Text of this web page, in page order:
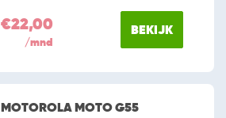
€22,00
/mnd
BEKIJK
MOTOROLA MOTO G55